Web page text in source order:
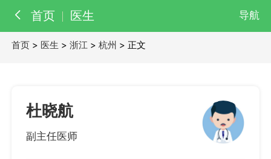
首页 医生 导航
医生
首页 > 医生 >浙江 >杭州 > 正文
杜晓航
副主任医师